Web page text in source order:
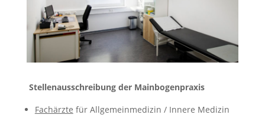
Stellenausschreibung der Mainbogenpraxis
Fachärzte für Allgemeinmedizin / Innere Medizin